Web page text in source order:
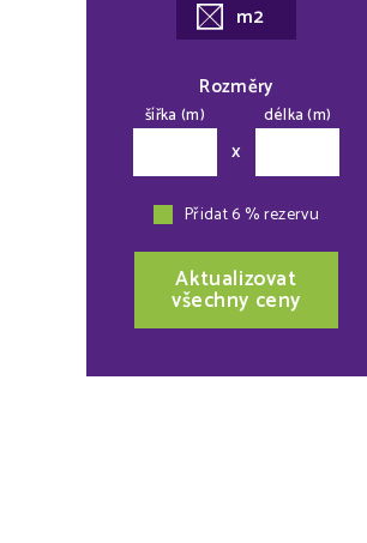
m2
Rozměry
šířka (m)
x
délka (m)
Přidat 6 % rezervu
Aktualizovat
všechny ceny